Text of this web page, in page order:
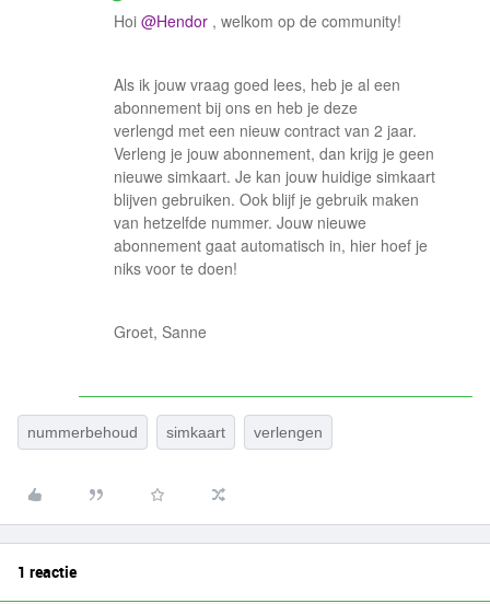
Hoi @Hendor , welkom op de community!
Als ik jouw vraag goed lees, heb je al een
abonnement bij ons en heb je deze
verlengd met een nieuw contract van 2 jaar.
Verleng je jouw abonnement, dan krijg je geen
nieuwe simkaart. Je kan jouw huidige simkaart
blijven gebruiken. Ook blijf je gebruik maken
van hetzelfde nummer. Jouw nieuwe
abonnement gaat automatisch in, hier hoef je
niks voor te doen!
Groet, Sanne
nummerbehoud simkaart verlengen
1 reactie